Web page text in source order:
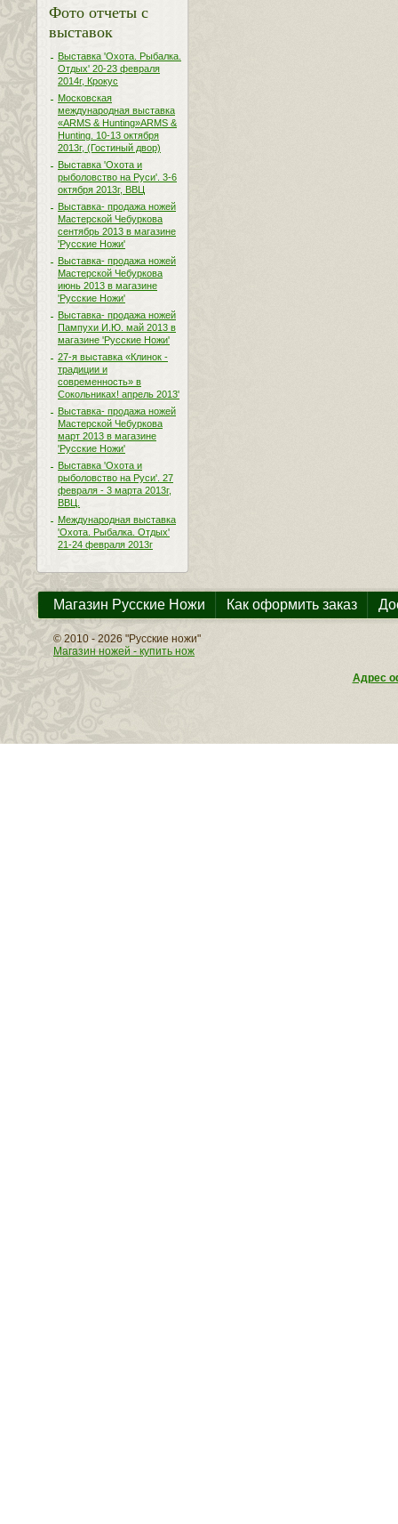
Фото отчеты с
выставок
Выставка 'Охота. Рыбалка.
Отдых' 20-23 февраля
2014г, Крокус
Московская
международная выставка
«ARMS & Hunting»ARMS &
Hunting. 10-13 октября
2013г, (Гостиный двор)
Выставка 'Охота и
рыболовство на Руси'. 3-6
октября 2013г, ВВЦ
Выставка- продажа ножей
Мастерской Чебуркова
сентябрь 2013 в магазине
'Русские Ножи'
Выставка- продажа ножей
Мастерской Чебуркова
июнь 2013 в магазине
'Русские Ножи'
Выставка- продажа ножей
Пампухи И.Ю. май 2013 в
магазине 'Русские Ножи'
27-я выставка «Клинок -
традиции и
современность» в
Сокольниках! апрель 2013'
Выставка- продажа ножей
Мастерской Чебуркова
март 2013 в магазине
'Русские Ножи'
Выставка 'Охота и
рыболовство на Руси'. 27
февраля - 3 марта 2013г,
ВВЦ.
Международная выставка
'Охота. Рыбалка. Отдых'
21-24 февраля 2013г
Магазин Русские Ножи Как оформить заказ
© 2010 - 2026 "Русские ножи"
Магазин ножей - купить нож
Адрес